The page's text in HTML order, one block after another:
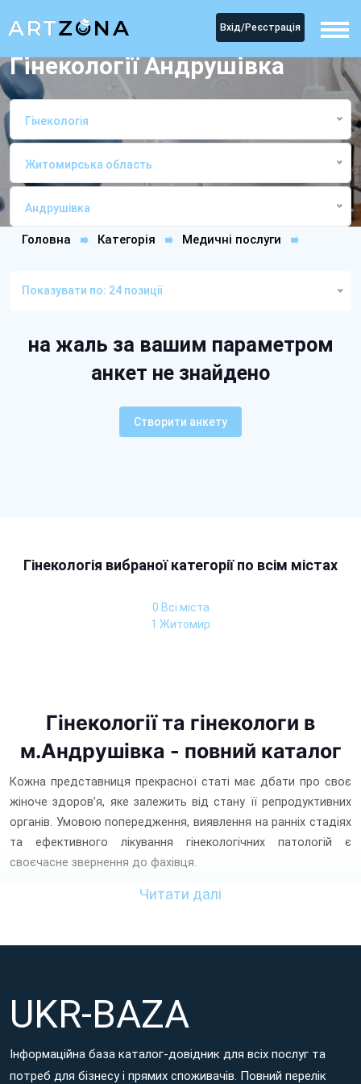
Вхід/Реєстрація
Гінекології Андрушівка
Гінекологія
Житомирська область
Андрушівка
Головна Категорія
Медичні послуги
Показувати по: 24 позиції
на жаль за вашим параметром
анкет не знайдено
Створити анкету
Гінекологія вибраної категорії по всім містах
0 Всі міста
1 Житомир
Гінекології та гінекологи в
м.Андрушівка - повний каталог
Кожна представниця прекрасної статі має дбати про своє
жіноче здоров’я, яке залежить від стану її репродуктивних
органів. Умовою попередження, виявлення на ранніх стадіях
та ефективного лікування гінекологічних патологій є
своєчасне звернення до фахівця.
гінекологічний центр в м.
порталі UKR-BAZA.
Читати далі
UKR-BAZA
Інформаційна база каталог-довідник для всіх послуг та
потреб для бізнесу і прямих споживачів. Повний перелік